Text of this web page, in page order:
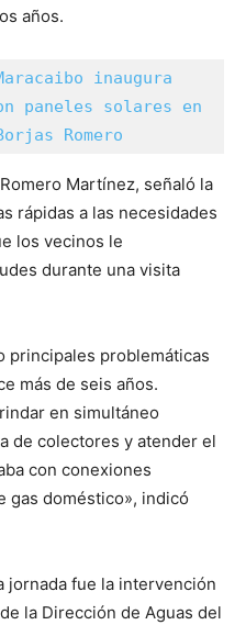
años.
inaugura
paneles solares en
Romero
Martínez, señaló la
rápidas a las necesidades
los vecinos le
durante una visita
principales problemáticas
más de seis años.
en simultáneo
de colectores y atender el
con conexiones
gas doméstico», indicó
jornada fue la intervención
la Dirección de Aguas del